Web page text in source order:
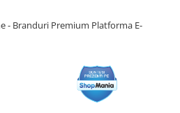
- Branduri Premium Platforma E-